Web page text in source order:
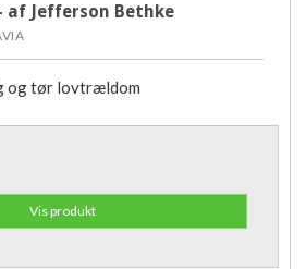
- af Jefferson Bethke
og tør lovtrældom
Vis produkt